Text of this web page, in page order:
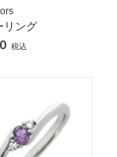
リング